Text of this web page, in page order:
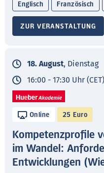
Englisch Französisch
ZUR VERANSTALTUNG
18. August, Dienstag
16:00 - 17:30 Uhr (CET)
Online 25 Euro
Kompetenzprofile
im Wandel:
Entwicklungen